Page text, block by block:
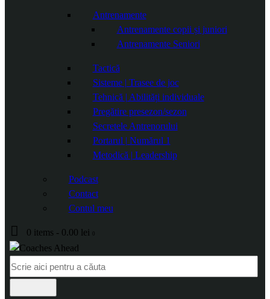
Antrenamente
Antrenamente copii și juniori
Antrenamente Seniori
Tactică
Sisteme | Trasee de joc
Tehnică | Abilități individuale
Pregătire presezon/sezon
Secretele Antrenorului
Portarul | Numărul 1
Metodică | Leadership
Podcast
Contact
Contul meu
0 items - 0.00 lei